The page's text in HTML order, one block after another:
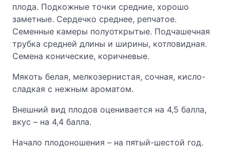
плода. Подкожные точки средние, хорошо
заметные. Сердечко среднее, репчатое.
Семенные камеры полуоткрытые. Подчашечная
трубка средней длины и ширины, котловидная.
Семена конические, коричневые.
Мякоть белая, мелкозернистая, сочная, кисло-
сладкая с нежным ароматом.
Внешний вид плодов оценивается на 4,5 балла,
вкус – на 4,4 балла.
Начало плодоношения – на пятый-шестой год.